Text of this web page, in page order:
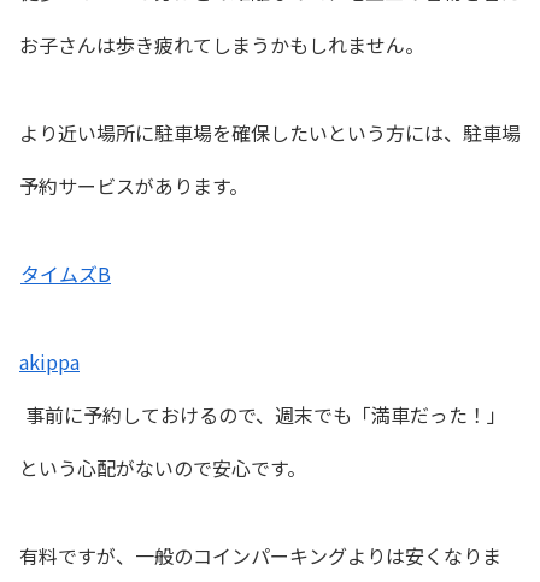
お子さんは歩き疲れてしまうかもしれません。
より近い場所に駐車場を確保したいという方には、駐車場
予約サービスがあります。
タイムズB
akippa
事前に予約しておけるので、週末でも「満車だった！」
という心配がないので安心です。
有料ですが、一般のコインパーキングよりは安くなりま